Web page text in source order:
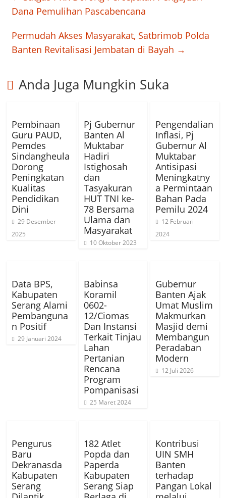
Dana Pemulihan Pascabencana
Permudah Akses Masyarakat, Satbrimob Polda
Banten Revitalisasi Jembatan di Bayah →
Anda Juga Mungkin Suka
Pembinaan
Guru PAUD,
Pemdes
Sindangheula
Dorong
Peningkatan
Kualitas
Pendidikan
Dini
29 Desember
2025
Pj Gubernur
Banten Al
Muktabar
Hadiri
Istighosah
dan
Tasyakuran
HUT TNI ke-
78 Bersama
Ulama dan
Masyarakat
10 Oktober 2023
Pengendalian
Inflasi, Pj
Gubernur Al
Muktabar
Antisipasi
Meningkatny
a Permintaan
Bahan Pada
Pemilu 2024
12 Februari
2024
Data BPS,
Kabupaten
Serang Alami
Pembanguna
n Positif
29 Januari 2024
Babinsa
Koramil
0602-
12/Ciomas
Dan Instansi
Terkait Tinjau
Lahan
Pertanian
Rencana
Program
Pompanisasi
25 Maret 2024
Gubernur
Banten Ajak
Umat Muslim
Makmurkan
Masjid demi
Membangun
Peradaban
Modern
12 Juli 2026
Pengurus
Baru
Dekranasda
Kabupaten
Serang
182 Atlet
Popda dan
Paperda
Kabupaten
Serang Siap
Kontribusi
UIN SMH
Banten
terhadap
Pangan Lokal